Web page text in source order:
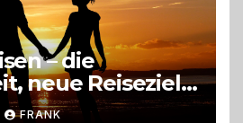
– die
neue Reiseziele
FRANK